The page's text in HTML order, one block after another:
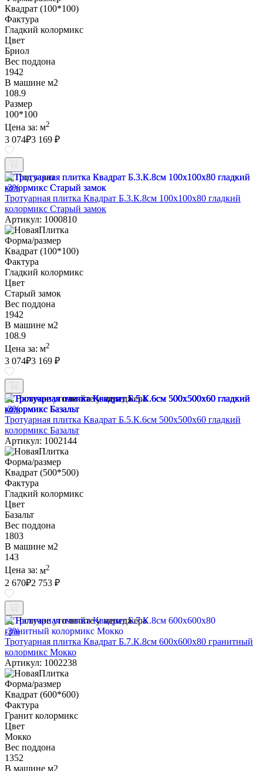
Квадрат (100*100)
Фактура
Гладкий колормикс
Цвет
Бриол
Вес поддона
1942
В машине м2
108.9
Размер
100*100
Цена за: м2
3 074₽3 169 ₽
Под заказ
-3%
Тротуарная плитка Квадрат Б.3.К.8см 100х100х80 гладкий
колормикс Старый замок
Артикул: 1000810
Форма/размер
Квадрат (100*100)
Фактура
Гладкий колормикс
Цвет
Старый замок
Вес поддона
1942
В машине м2
108.9
Цена за: м2
3 074₽3 169 ₽
Наличие уточняйте у менеджера
-3%
Тротуарная плитка Квадрат Б.5.К.6см 500х500х60 гладкий
колормикс Базальт
Артикул: 1002144
Форма/размер
Квадрат (500*500)
Фактура
Гладкий колормикс
Цвет
Базальт
Вес поддона
1803
В машине м2
143
Цена за: м2
2 670₽2 753 ₽
Наличие уточняйте у менеджера
-3%
Тротуарная плитка Квадрат Б.7.К.8см 600х600х80 гранитный
колормикс Мокко
Артикул: 1002238
Форма/размер
Квадрат (600*600)
Фактура
Гранит колормикс
Цвет
Мокко
Вес поддона
1352
В машине м2